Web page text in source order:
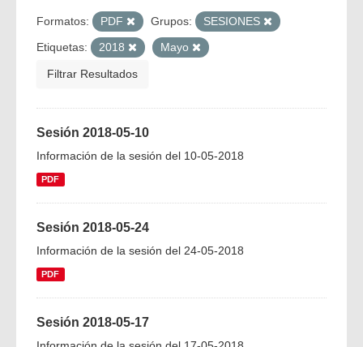
Formatos: PDF Grupos:
SESIONES
Etiquetas:
2018 Mayo
Filtrar Resultados
Sesión 2018-05-10
Información de la sesión del 10-05-2018
PDF
Sesión 2018-05-24
Información de la sesión del 24-05-2018
PDF
Sesión 2018-05-17